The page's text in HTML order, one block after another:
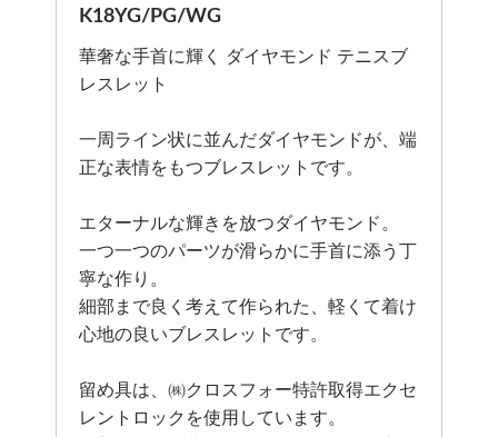
K18YG/PG/WG
華奢な手首に輝く ダイヤモンド テニスブ
レスレット
一周ライン状に並んだダイヤモンドが、端
正な表情をもつブレスレットです。
エターナルな輝きを放つダイヤモンド。
一つ一つのパーツが滑らかに手首に添う丁
寧な作り。
細部まで良く考えて作られた、軽くて着け
心地の良いブレスレットです。
留め具は、㈱クロスフォー特許取得エクセ
レントロックを使用しています。